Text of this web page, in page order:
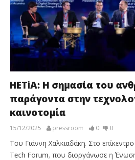
HETiA: Η σημασία του
παράγοντα στην
καινοτομία
15/12/2025 pressroom 0 0
Του Γιάννη Χαλκιαδάκη. Στο
Tech Forum, που διοργάνωσε η